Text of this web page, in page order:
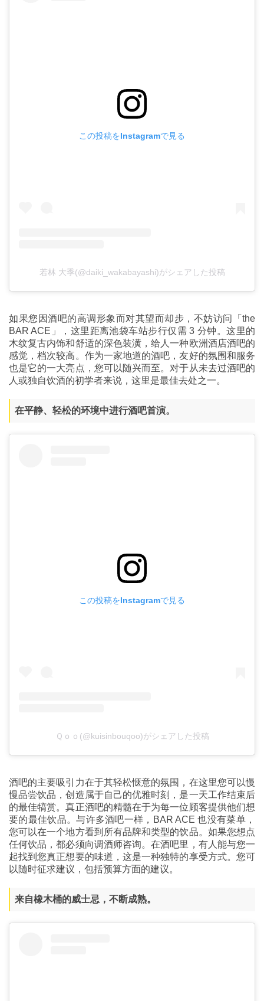
この投稿をInstagramで見る
若林 大季(@daiki_wakabayashi)がシェアした投稿
如果您因酒吧的高调形象而对其望而却步，不妨访问「the
BAR ACE」，这里距离池袋车站步行仅需 3 分钟。这里的
木纹复古内饰和舒适的深色装潢，给人一种欧洲酒店酒吧的
感觉，档次较高。作为一家地道的酒吧，友好的氛围和服务
也是它的一大亮点，您可以随兴而至。对于从未去过酒吧的
人或独自饮酒的初学者来说，这里是最佳去处之一。
在平静、轻松的环境中进行酒吧首演。
この投稿をInstagramで見る
Ｑｏｏ(@kuisinbouqoo)がシェアした投稿
酒吧的主要吸引力在于其轻松惬意的氛围，在这里您可以慢
慢品尝饮品，创造属于自己的优雅时刻，是一天工作结束后
的最佳犒赏。真正酒吧的精髓在于为每一位顾客提供他们想
要的最佳饮品。与许多酒吧一样，BAR ACE 也没有菜单，
您可以在一个地方看到所有品牌和类型的饮品。如果您想点
任何饮品，都必须向调酒师咨询。在酒吧里，有人能与您一
起找到您真正想要的味道，这是一种独特的享受方式。您可
以随时征求建议，包括预算方面的建议。
来自橡木桶的威士忌，不断成熟。